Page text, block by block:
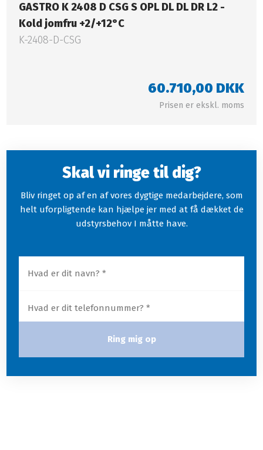
GASTRO K 2408 D CSG S OPL DL DL DR L2 -
Kold jomfru +2/+12°C​​​​​​​
K-2408-D-CSG
60.710,00 DKK​
Prisen er ekskl. moms​
Skal vi ringe til dig?
Bliv ringet op af en af vores dygtige medarbejdere, som
helt uforpligtende kan hjælpe jer med at få dækket de
udstyrsbehov I måtte have.